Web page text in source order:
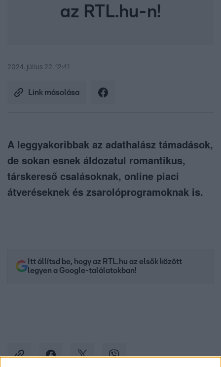
az RTL.hu-n!
2024. július 22. 12:41
Link másolása
A leggyakoribbak az adathalász támadások,
de sokan esnek áldozatul romantikus,
társkereső csalásoknak, online piaci
átveréseknek és zsarolóprogramoknak is.
Itt állítsd be, hogy az RTL.hu az elsők között
legyen a Google-találatokban!